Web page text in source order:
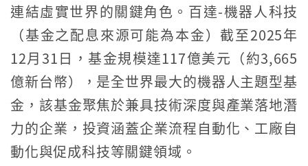
連結虛實世界的關鍵角色。百達-機器人科技
（基金之配息來源可能為本金）截至2025年
12月31日，基金規模達117億美元（約3,665
億新台幣），是全世界最大的機器人主題型基
金，該基金聚焦於兼具技術深度與產業落地潛
力的企業，投資涵蓋企業流程自動化、工廠自
動化與促成科技等關鍵領域。